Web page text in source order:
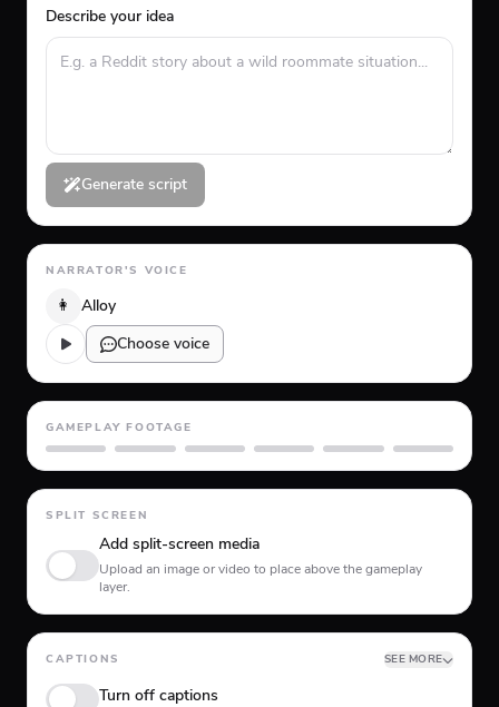
Describe your idea
Generate script
NARRATOR'S VOICE
👩
Alloy
Choose voice
GAMEPLAY FOOTAGE
GTA 5 Minecraft Planet CoasterRoblox Skate Subway Surfer
SPLIT SCREEN
Add split-screen media
Upload an image or video to place above the gameplay
layer.
CAPTIONS SEE MORE
Turn off captions